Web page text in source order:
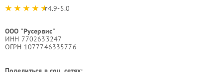
4.9-5.0
ООО "Русервис"
ИНН 7702633247
ОГРН 1077746335776